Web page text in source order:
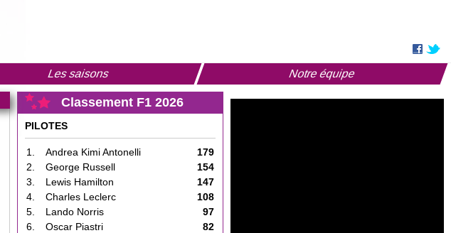
Les saisons Notre équipe
Classement F1 2026
PILOTES
1. Andrea Kimi Antonelli
179
2.
George Russell
154
3.
Lewis Hamilton
147
4.
Charles Leclerc
108
5.
Lando Norris
97
6.
Oscar Piastri
82